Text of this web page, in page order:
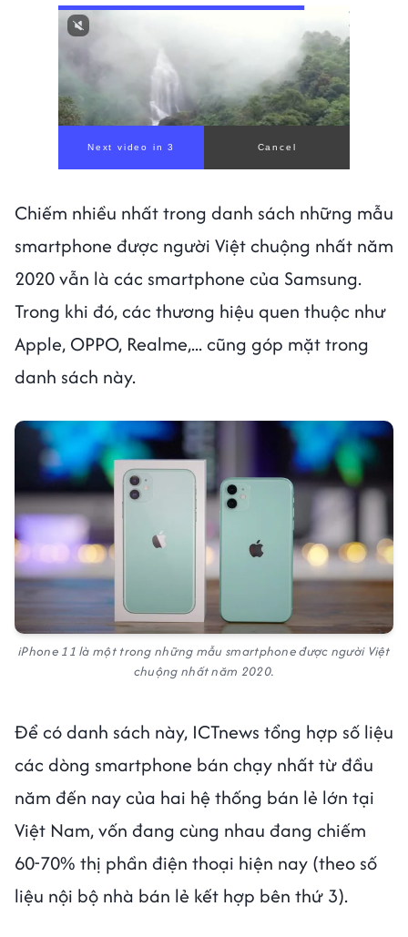
Next video in 1 Cancel
Chiếm nhiều nhất trong danh sách những mẫu
smartphone được người Việt chuộng nhất năm
2020 vẫn là các smartphone của Samsung.
Trong khi đó, các thương hiệu quen thuộc như
Apple, OPPO, Realme,... cũng góp mặt trong
danh sách này.
iPhone 11 là một trong những mẫu smartphone được người Việt
chuộng nhất năm 2020.
Để có danh sách này, ICTnews tổng hợp số liệu
các dòng smartphone bán chạy nhất từ đầu
năm đến nay của hai hệ thống bán lẻ lớn tại
Việt Nam, vốn đang cùng nhau đang chiếm
60-70% thị phần điện thoại hiện nay (theo số
liệu nội bộ nhà bán lẻ kết hợp bên thứ 3).